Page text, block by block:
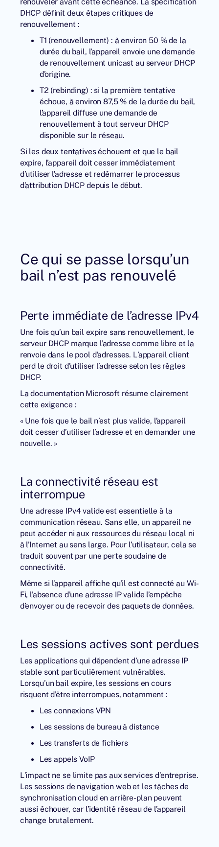
DHCP définit deux étapes critiques de
renouvellement :
T1 (renouvellement) : à environ 50 % de la
durée du bail, l’appareil envoie une demande
de renouvellement unicast au serveur DHCP
d’origine.
T2 (rebinding) : si la première tentative
échoue, à environ 87,5 % de la durée du bail,
l’appareil diffuse une demande de
renouvellement à tout serveur DHCP
disponible sur le réseau.
Si les deux tentatives échouent et que le bail
expire, l’appareil doit cesser immédiatement
d’utiliser l’adresse et redémarrer le processus
d’attribution DHCP depuis le début.
Ce qui se passe lorsqu’un
bail n’est pas renouvelé
Perte immédiate de l’adresse IPv4
Une fois qu’un bail expire sans renouvellement, le
serveur DHCP marque l’adresse comme libre et la
renvoie dans le pool d’adresses. L’appareil client
perd le droit d’utiliser l’adresse selon les règles
DHCP.
La documentation Microsoft résume clairement
cette exigence :
« Une fois que le bail n’est plus valide, l’appareil
doit cesser d’utiliser l’adresse et en demander une
nouvelle. »
La connectivité réseau est
interrompue
Une adresse IPv4 valide est essentielle à la
communication réseau. Sans elle, un appareil ne
peut accéder ni aux ressources du réseau local ni
à l’Internet au sens large. Pour l’utilisateur, cela se
traduit souvent par une perte soudaine de
connectivité.
Même si l’appareil affiche qu’il est connecté au Wi-
Fi, l’absence d’une adresse IP valide l’empêche
d’envoyer ou de recevoir des paquets de données.
Les sessions actives sont perdues
Les applications qui dépendent d’une adresse IP
stable sont particulièrement vulnérables.
Lorsqu’un bail expire, les sessions en cours
risquent d’être interrompues, notamment :
Les connexions VPN
Les sessions de bureau à distance
Les transferts de fichiers
Les appels VoIP
L’impact ne se limite pas aux services d’entreprise.
Les sessions de navigation web et les tâches de
synchronisation cloud en arrière-plan peuvent
aussi échouer, car l’identité réseau de l’appareil
change brutalement.